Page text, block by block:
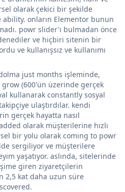
olarak çekici bir şekilde
onların Elementor bunun
powr slider'ı bulmadan önce
ve hiçbiri sitenin bir
ve kullanışsız ve kullanımı
just months işleminde,
(600'ün üzerinde gerçek
kullanarak constantly sosyal
ulaştırdılar. kendi
gerçek hayatta nasıl
olarak müşterilerine hızlı
bir yolu olarak coming to powr
sergiliyor ve müşterilere
yaşatıyor. aslında, sitelerinde
giren ziyaretçilerin
2,5 kat daha uzun süre